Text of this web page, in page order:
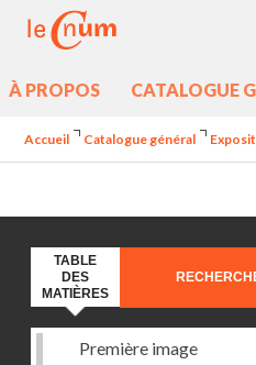
À PROPOS CATALOGUE
Accueil Catalogue général
TABLE
DES
MATIÈRES
Première image